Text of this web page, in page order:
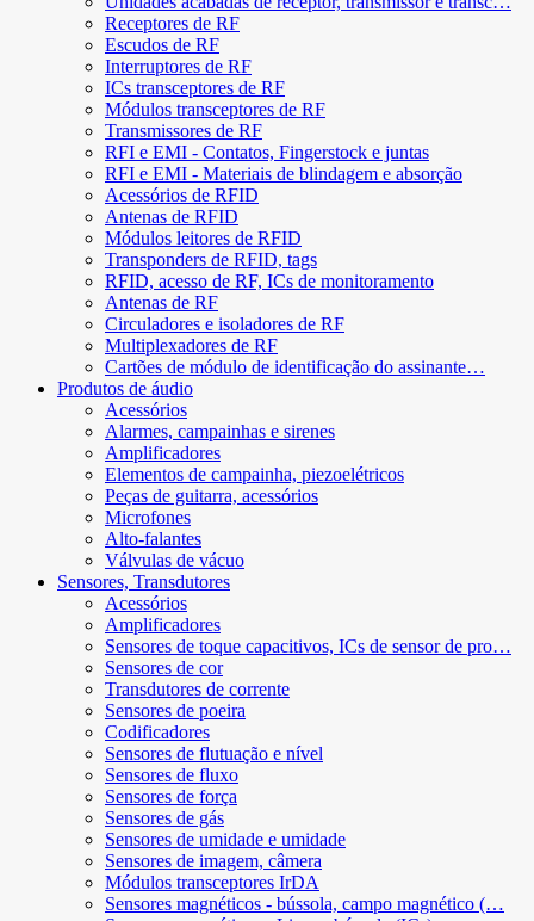
Receptores de RF
Escudos de RF
Interruptores de RF
ICs transceptores de RF
Módulos transceptores de RF
Transmissores de RF
RFI e EMI - Contatos, Fingerstock e juntas
RFI e EMI - Materiais de blindagem e absorção
Acessórios de RFID
Antenas de RFID
Módulos leitores de RFID
Transponders de RFID, tags
RFID, acesso de RF, ICs de monitoramento
Antenas de RF
Circuladores e isoladores de RF
Multiplexadores de RF
Cartões de módulo de identificação do assinante…
Produtos de áudio
Acessórios
Alarmes, campainhas e sirenes
Amplificadores
Elementos de campainha, piezoelétricos
Peças de guitarra, acessórios
Microfones
Alto-falantes
Válvulas de vácuo
Sensores, Transdutores
Acessórios
Amplificadores
Sensores de toque capacitivos, ICs de sensor de pro…
Sensores de cor
Transdutores de corrente
Sensores de poeira
Codificadores
Sensores de flutuação e nível
Sensores de fluxo
Sensores de força
Sensores de gás
Sensores de umidade e umidade
Sensores de imagem, câmera
Módulos transceptores IrDA
Sensores magnéticos - bússola, campo magnético (…